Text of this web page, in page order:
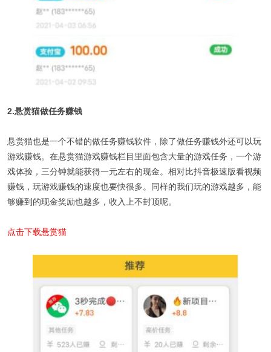
2.悬赏猫做任务赚钱
悬赏猫也是一个不错的做任务赚钱软件，除了做任务赚钱外还可以玩
游戏赚钱。在悬赏猫游戏赚钱栏目里面包含大量的游戏任务，一个游
戏体验，三分钟就能获得一元左右的现金。相对比抖音极速版看视频
赚钱，玩游戏赚钱的速度也要快很多。同样的我们玩的游戏越多，能
够赚到的现金奖励也越多，收入上不封顶呢。
点击下载悬赏猫